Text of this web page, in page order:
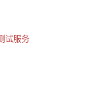
试服务